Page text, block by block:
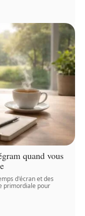
quand vous
d'écran et des
primordiale pour